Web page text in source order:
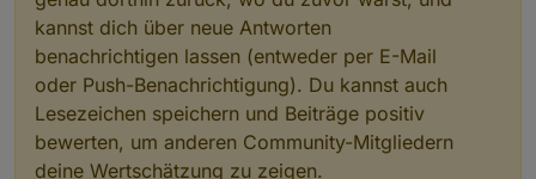
kannst dich über neue Antworten
benachrichtigen lassen (entweder per E-Mail
oder Push-Benachrichtigung). Du kannst auch
Lesezeichen speichern und Beiträge positiv
bewerten, um anderen Community-Mitgliedern
deine Wertschätzung zu zeigen.